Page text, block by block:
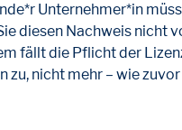
Unternehmer*in
diesen Nachweis nicht
fällt die Pflicht der
nicht mehr – wie